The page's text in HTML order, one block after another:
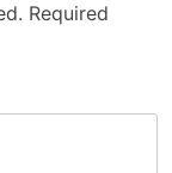
Required